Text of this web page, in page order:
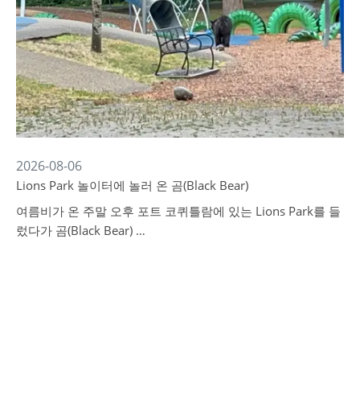
2026-08-06
Lions Park 놀이터에 놀러 온 곰(Black Bear)
여름비가 온 주말 오후 포트 코퀴틀람에 있는 Lions Park를 들
렀다가 곰(Black Bear) …